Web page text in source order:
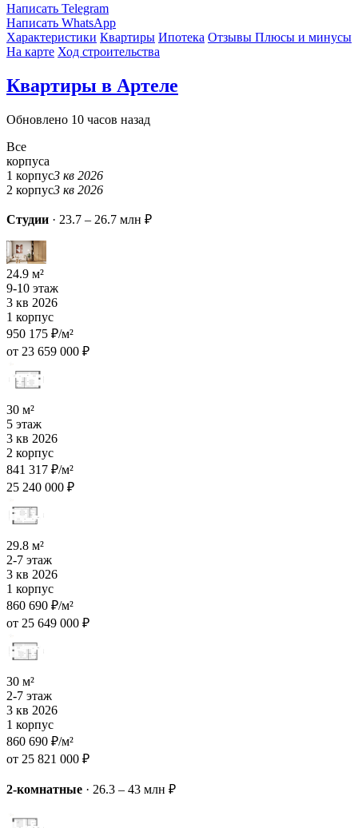
Написать Telegram
Написать WhatsApp
Характеристики Квартиры Ипотека Отзывы Плюсы и минусы
На карте Ход строительства
Квартиры в Артеле
Обновлено 10 часов назад
Все
корпуса
1 корпус3 кв 2026
2 корпус3 кв 2026
Студии · 23.7 – 26.7 млн ₽
24.9 м²
9-10 этаж
3 кв 2026
1 корпус
950 175 ₽/м²
от 23 659 000 ₽
30 м²
5 этаж
3 кв 2026
2 корпус
841 317 ₽/м²
25 240 000 ₽
29.8 м²
2-7 этаж
3 кв 2026
1 корпус
860 690 ₽/м²
от 25 649 000 ₽
30 м²
2-7 этаж
3 кв 2026
1 корпус
860 690 ₽/м²
от 25 821 000 ₽
2-комнатные · 26.3 – 43 млн ₽